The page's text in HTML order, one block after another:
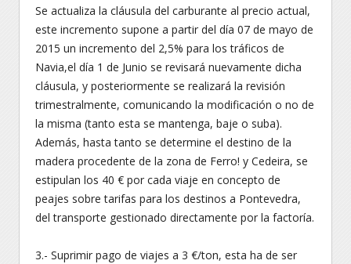
Se actualiza la cláusula del carburante al precio actual,
este incremento supone a partir del día 07 de mayo de
2015 un incremento del 2,5% para los tráficos de
Navia,el día 1 de Junio se revisará nuevamente dicha
cláusula, y posteriormente se realizará la revisión
trimestralmente, comunicando la modificación o no de
la misma (tanto esta se mantenga, baje o suba).
Además, hasta tanto se determine el destino de la
madera procedente de la zona de Ferro! y Cedeira, se
estipulan los 40 € por cada viaje en concepto de
peajes sobre tarifas para los destinos a Pontevedra,
del transporte gestionado directamente por la factoría.
3.- Suprimir pago de viajes a 3 €/ton, esta ha de ser